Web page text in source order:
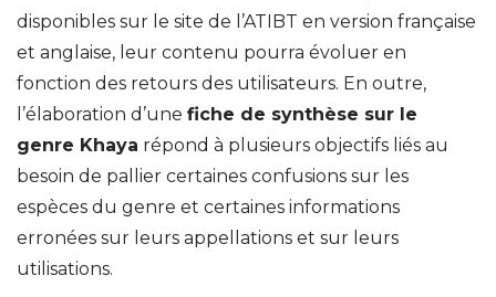
disponibles sur le site de l’ATIBT en version française
et anglaise, leur contenu pourra évoluer en
fonction des retours des utilisateurs. En outre,
l’élaboration d’une fiche de synthèse sur le
genre Khaya répond à plusieurs objectifs liés au
besoin de pallier certaines confusions sur les
espèces du genre et certaines informations
erronées sur leurs appellations et sur leurs
utilisations.